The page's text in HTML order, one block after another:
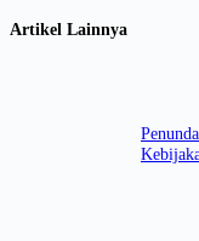
Artikel Lainnya